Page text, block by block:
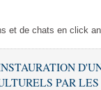
et de chats en click
PAR LES